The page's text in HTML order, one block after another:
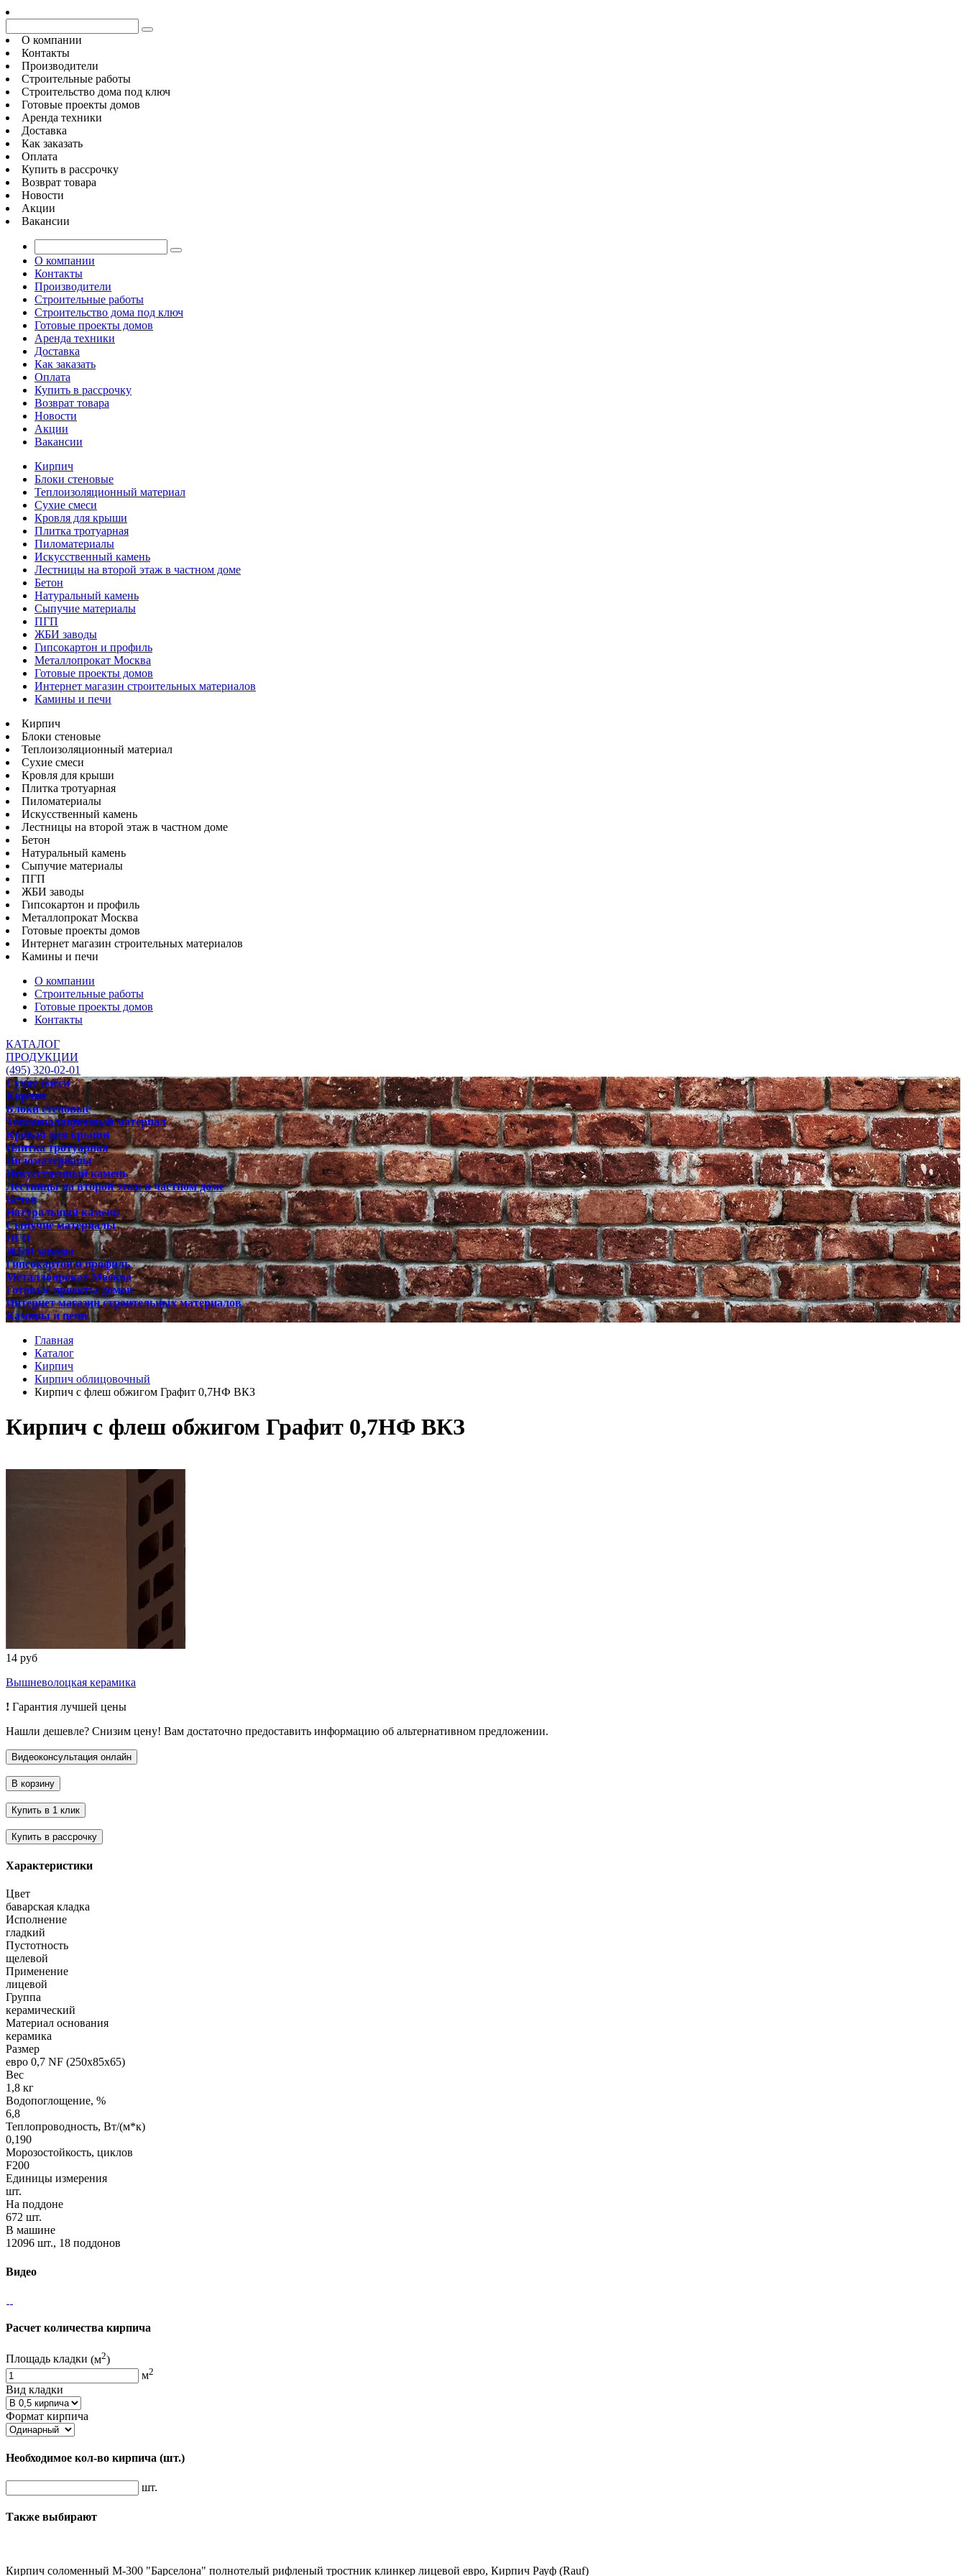
О компании
Контакты
Производители
Строительные работы
Строительство дома под ключ
Готовые проекты домов
Аренда техники
Доставка
Как заказать
Оплата
Купить в рассрочку
Возврат товара
Новости
Акции
Вакансии
О компании
Контакты
Производители
Строительные работы
Строительство дома под ключ
Готовые проекты домов
Аренда техники
Доставка
Как заказать
Оплата
Купить в рассрочку
Возврат товара
Новости
Акции
Вакансии
Кирпич
Блоки стеновые
Теплоизоляционный материал
Сухие смеси
Кровля для крыши
Плитка тротуарная
Пиломатериалы
Искусственный камень
Лестницы на второй этаж в частном доме
Бетон
Натуральный камень
Сыпучие материалы
ПГП
ЖБИ заводы
Гипсокартон и профиль
Металлопрокат Москва
Готовые проекты домов
Интернет магазин строительных материалов
Камины и печи
Кирпич
Блоки стеновые
Теплоизоляционный материал
Сухие смеси
Кровля для крыши
Плитка тротуарная
Пиломатериалы
Искусственный камень
Лестницы на второй этаж в частном доме
Бетон
Натуральный камень
Сыпучие материалы
ПГП
ЖБИ заводы
Гипсокартон и профиль
Металлопрокат Москва
Готовые проекты домов
Интернет магазин строительных материалов
Камины и печи
О компании
Строительные работы
Готовые проекты домов
Контакты
КАТАЛОГ
ПРОДУКЦИИ
(495) 320-02-01
Сухие смеси
Кирпич
Блоки стеновые
Теплоизоляционный материал
Кровля для крыши
Плитка тротуарная
Пиломатериалы
Искусственный камень
Лестницы на второй этаж в частном доме
Бетон
Натуральный камень
Сыпучие материалы
ПГП
ЖБИ заводы
Гипсокартон и профиль
Металлопрокат Москва
Готовые проекты домов
Интернет магазин строительных материалов
Камины и печи
Главная
Каталог
Кирпич
Кирпич облицовочный
Кирпич с флеш обжигом Графит 0,7НФ ВКЗ
Кирпич с флеш обжигом Графит 0,7НФ ВКЗ
14 руб
Вышневолоцкая керамика
! Гарантия лучшей цены
Нашли дешевле? Снизим цену! Вам достаточно предоставить информацию об альтернативном предложении.
Характеристики
Цвет
баварская кладка
Исполнение
гладкий
Пустотность
щелевой
Применение
лицевой
Группа
керамический
Материал основания
керамика
Размер
евро 0,7 NF (250х85х65)
Вес
1,8 кг
Водопоглощение, %
6,8
Теплопроводность, Вт/(м*к)
0,190
Морозостойкость, циклов
F200
Единицы измерения
шт.
На поддоне
672 шт.
В машине
12096 шт., 18 поддонов
Видео
Расчет количества кирпича
Площадь кладки (м2)
м2
Вид кладки
Формат кирпича
Необходимое кол-во кирпича (шт.)
шт.
Также выбирают
Кирпич соломенный М-300 "Барселона" полнотелый рифленый тростник клинкер лицевой евро, Кирпич Рауф (Rauf)